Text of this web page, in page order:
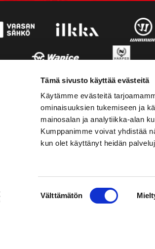
Tämä sivusto käyttää evästeitä
Käytämme evästeitä
ominaisuuksien tukemiseen ja
mainosalan ja analytiikka-alan
Kumppanimme voivat yhdistää
kun olet käyttänyt heidän
Välttämätön
Sport Oy
Puh: 02 01 555